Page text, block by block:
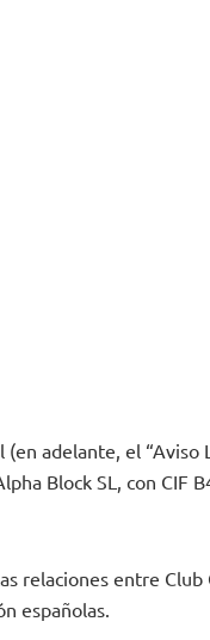
(en adelante, el
Block SL, con CIF
relaciones entre
españolas.